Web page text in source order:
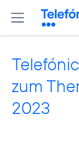
zum
2023